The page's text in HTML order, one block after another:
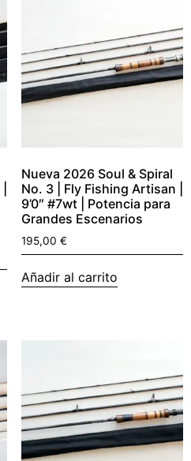
Nueva 2026 Soul & Spiral
No. 3 | Fly Fishing Artisan |
9’0″ #7wt | Potencia para
Grandes Escenarios
195,00 €
Añadir al carrito